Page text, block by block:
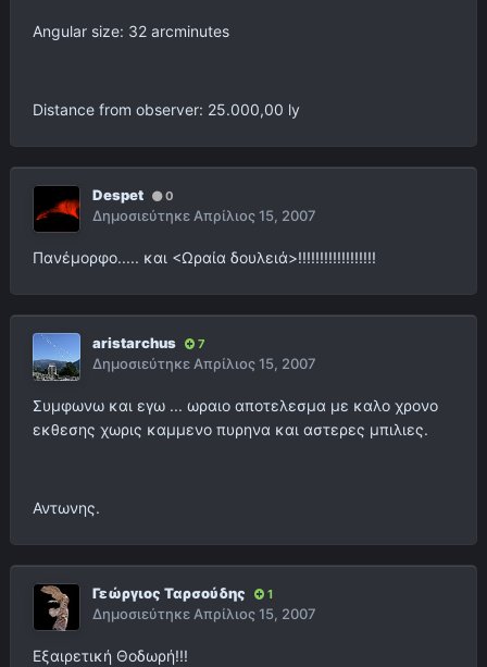
Angular size: 32 arcminutes
Distance from observer: 25.000,00 ly
Despet 0
ΔημοσιεύτηκεΑπρίλιος 15, 2007
Πανέμορφο..... και <Ωραία δουλειά>!!!!!!!!!!!!!!!!!!
aristarchus 7
ΔημοσιεύτηκεΑπρίλιος 15, 2007
Συμφωνω και εγω ... ωραιο αποτελεσμα με καλο χρονο
εκθεσης χωρις καμμενο πυρηνα και αστερες μπιλιες.
Αντωνης.
Γεώργιος Ταρσούδης 1
ΔημοσιεύτηκεΑπρίλιος 15, 2007
Εξαιρετική Θοδωρή!!!